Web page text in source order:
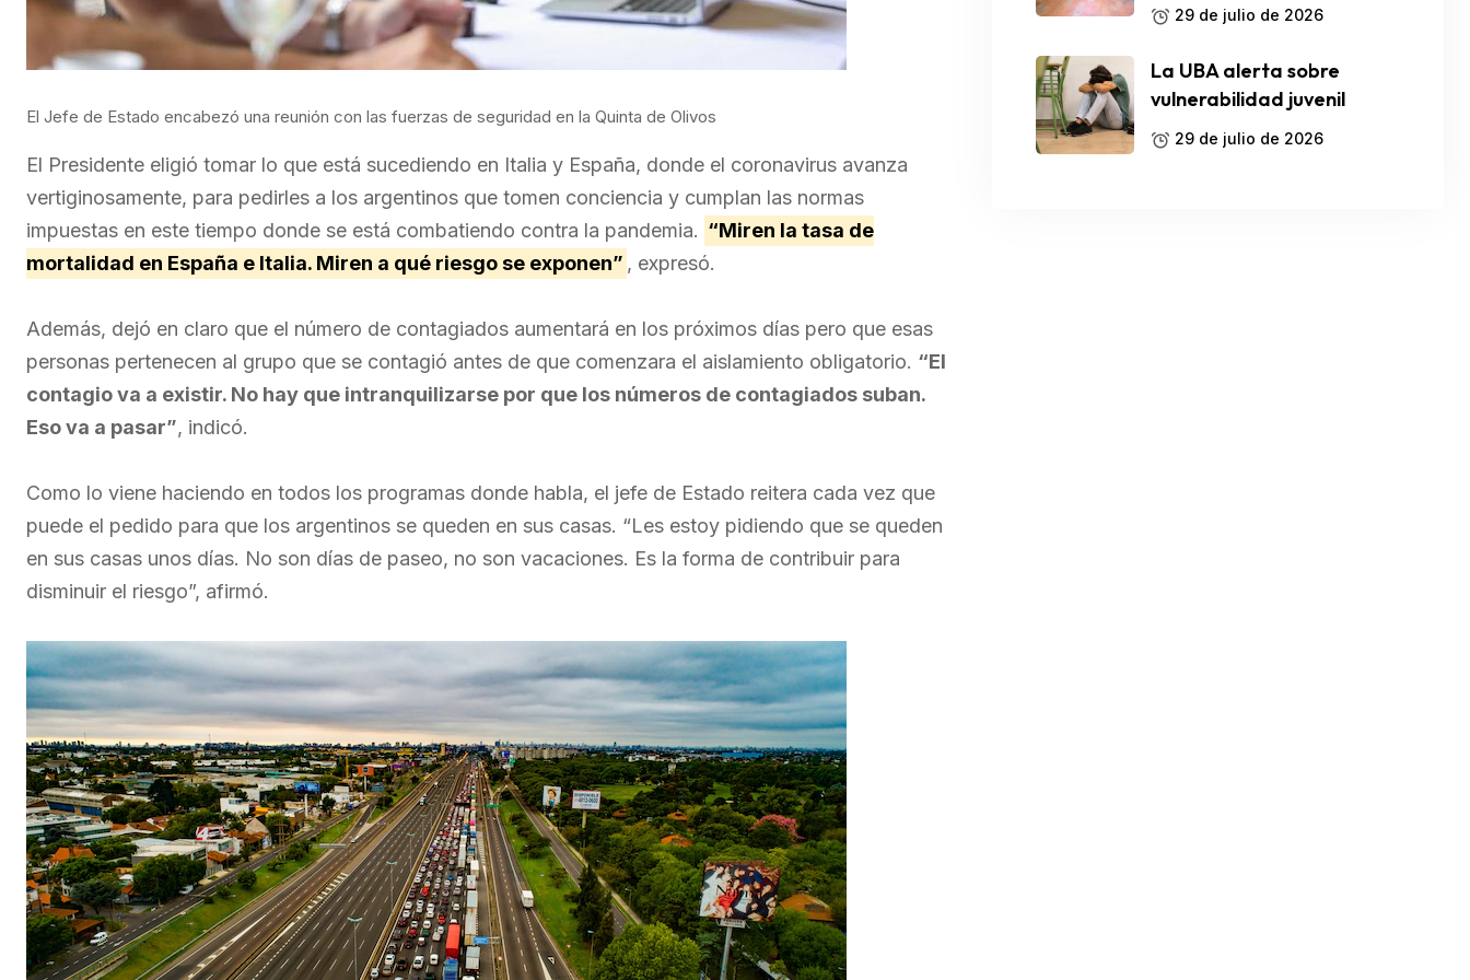
El Jefe de Estado encabezó una reunión con las fuerzas de seguridad en la Quinta de Olivos
El Presidente eligió tomar lo que está sucediendo en Italia y España, donde el coronavirus avanza
vertiginosamente, para pedirles a los argentinos que tomen conciencia y cumplan las normas
impuestas en este tiempo donde se está combatiendo contra la pandemia. “Miren la tasa de
mortalidad en España e Italia. Miren a qué riesgo se exponen” , expresó.
Además, dejó en claro que el número de contagiados aumentará en los próximos días pero que esas
personas pertenecen al grupo que se contagió antes de que comenzara el aislamiento obligatorio. “El
contagio va a existir. No hay que intranquilizarse por que los números de contagiados suban.
Eso va a pasar”, indicó.
Como lo viene haciendo en todos los programas donde habla, el jefe de Estado reitera cada vez que
puede el pedido para que los argentinos se queden en sus casas. “Les estoy pidiendo que se queden
en sus casas unos días. No son días de paseo, no son vacaciones. Es la forma de contribuir para
disminuir el riesgo”, afirmó.
29 de julio de 2026
La UBA alerta sobre
vulnerabilidad juvenil
29 de julio de 2026